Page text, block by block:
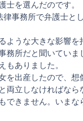
士を選んだのです。
事務所で弁護士と
ような大きな影響
務所だと聞いてい
もありました。
出産したので、想
両立しなければなら
できません。いま